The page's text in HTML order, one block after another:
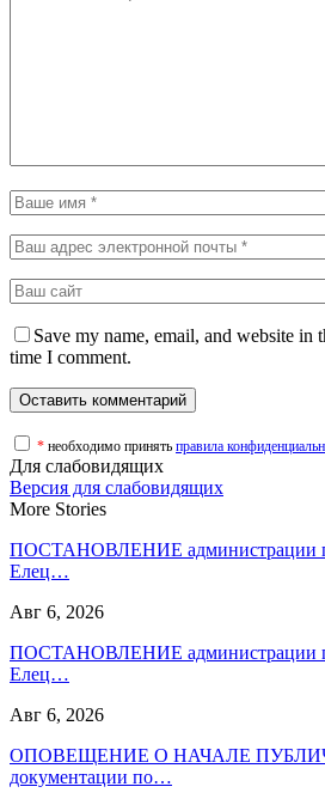
Save my name, email, and website in
time I comment.
* необходимо принять правила
Для слабовидящих
Версия для слабовидящих
More Stories
ПОСТАНОВЛЕНИЕ администрации
Елец…
Авг 6, 2026
ПОСТАНОВЛЕНИЕ администрации
Елец…
Авг 6, 2026
ОПОВЕЩЕНИЕ О НАЧАЛЕ
документации по…